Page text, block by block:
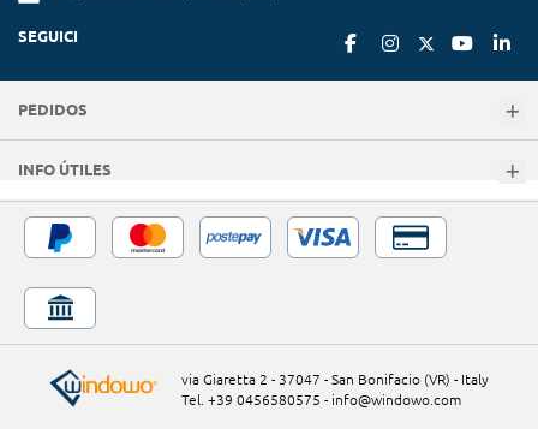
SEGUICI
PEDIDOS
INFO ÚTILES
via Giaretta 2 - 37047 - San Bonifacio (VR) - Italy
Tel. +39 0456580575 - info@windowo.com